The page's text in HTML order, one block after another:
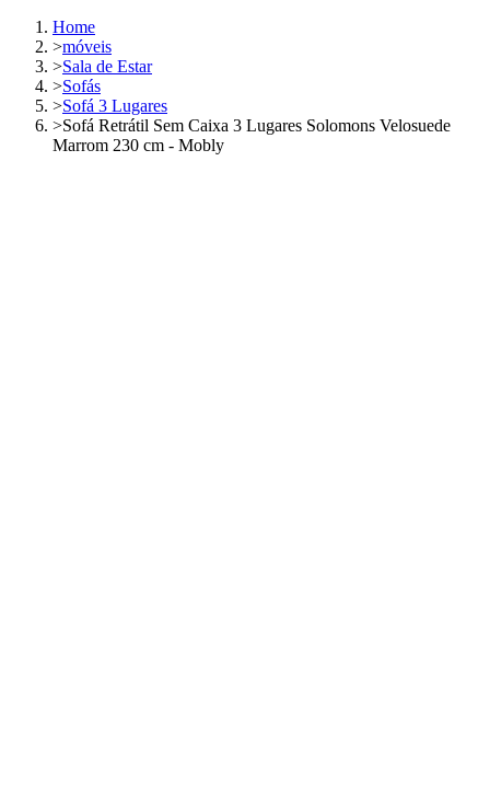
Home
>móveis
>Sala de Estar
>Sofás
>Sofá 3 Lugares
>Sofá Retrátil Sem Caixa 3 Lugares Solomons Velosuede
Marrom 230 cm - Mobly